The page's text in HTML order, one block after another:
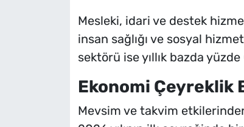
Mesleki, idari ve destek
insan sağlığı ve sosyal
sektörü ise yıllık bazda
Ekonomi Çeyreklik
Mevsim ve takvim